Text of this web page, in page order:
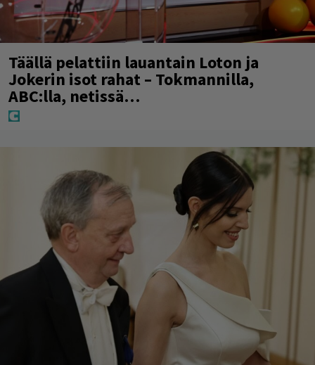
Täällä pelattiin lauantain Loton ja
Jokerin isot rahat – Tokmannilla,
ABC:lla, netissä…